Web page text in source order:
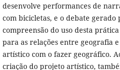
desenvolve performances de
com bicicletas, e o debate gerado
compreensão do uso desta
para as relações entre geografia
artístico com o fazer geográfico.
criação do projeto artístico,